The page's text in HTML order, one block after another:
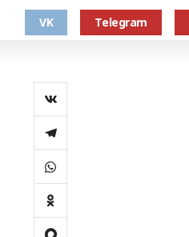
VK Telegram